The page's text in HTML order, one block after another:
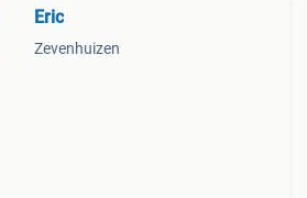
Eric
Zevenhuizen